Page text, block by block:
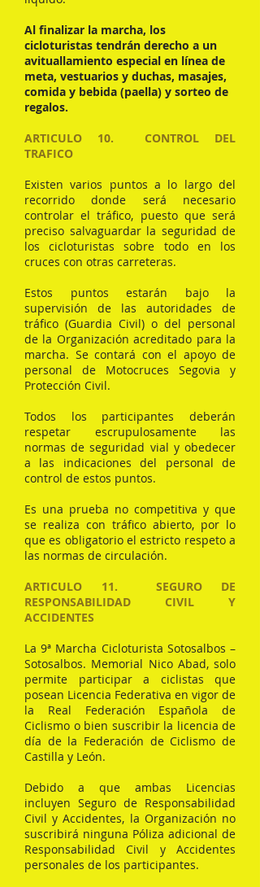
Al finalizar la marcha, los
cicloturistas tendrán derecho a un
avituallamiento especial en línea de
meta, vestuarios y duchas, masajes,
comida y bebida (paella) y sorteo de
regalos.
ARTICULO 10. CONTROL DEL
TRAFICO
Existen varios puntos a lo largo del
recorrido donde será necesario
controlar el tráfico, puesto que será
preciso salvaguardar la seguridad de
los cicloturistas sobre todo en los
cruces con otras carreteras.
Estos puntos estarán bajo la
supervisión de las autoridades de
tráfico (Guardia Civil) o del personal
de la Organización acreditado para la
marcha. Se contará con el apoyo de
personal de Motocruces Segovia y
Protección Civil.
Todos los participantes deberán
respetar escrupulosamente las
normas de seguridad vial y obedecer
a las indicaciones del personal de
control de estos puntos.
Es una prueba no competitiva y que
se realiza con tráfico abierto, por lo
que es obligatorio el estricto respeto a
las normas de circulación.
ARTICULO 11. SEGURO DE
RESPONSABILIDAD CIVIL Y
ACCIDENTES
La 9ª Marcha Cicloturista Sotosalbos –
Sotosalbos. Memorial Nico Abad, solo
permite participar a ciclistas que
posean Licencia Federativa en vigor de
la Real Federación Española de
Ciclismo o bien suscribir la licencia de
día de la Federación de Ciclismo de
Castilla y León.
Debido a que ambas Licencias
incluyen Seguro de Responsabilidad
Civil y Accidentes, la Organización no
suscribirá ninguna Póliza adicional de
Responsabilidad Civil y Accidentes
personales de los participantes.